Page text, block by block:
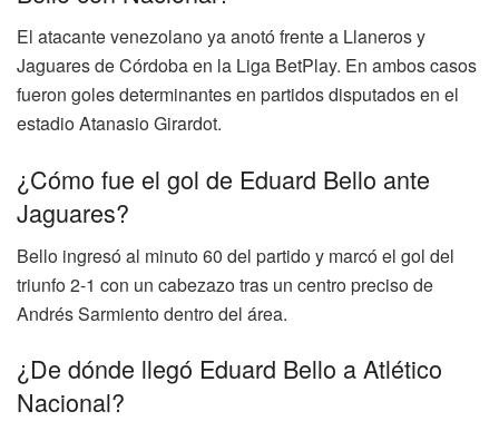
El atacante venezolano ya anotó frente a Llaneros y
Jaguares de Córdoba en la Liga BetPlay. En ambos casos
fueron goles determinantes en partidos disputados en el
estadio Atanasio Girardot.
¿Cómo fue el gol de Eduard Bello ante
Jaguares?
Bello ingresó al minuto 60 del partido y marcó el gol del
triunfo 2-1 con un cabezazo tras un centro preciso de
Andrés Sarmiento dentro del área.
¿De dónde llegó Eduard Bello a Atlético
Nacional?